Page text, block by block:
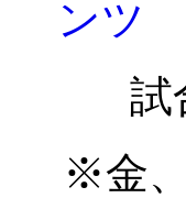
ンツ
試
※金